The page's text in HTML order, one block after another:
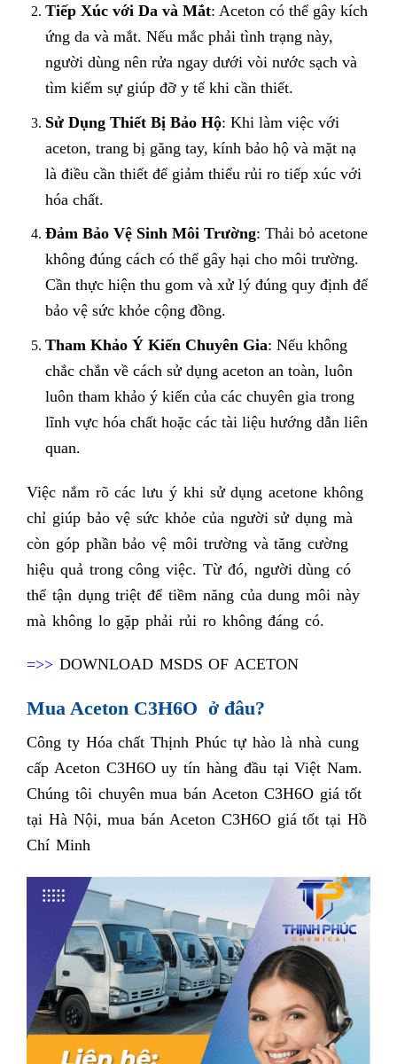
Tiếp Xúc với Da và Mắt: Aceton có thể gây kích
ứng da và mắt. Nếu mắc phải tình trạng này,
người dùng nên rửa ngay dưới vòi nước sạch và
tìm kiếm sự giúp đỡ y tế khi cần thiết.
Sử Dụng Thiết Bị Bảo Hộ: Khi làm việc với
aceton, trang bị găng tay, kính bảo hộ và mặt nạ
là điều cần thiết để giảm thiểu rủi ro tiếp xúc với
hóa chất.
Đảm Bảo Vệ Sinh Môi Trường: Thải bỏ acetone
không đúng cách có thể gây hại cho môi trường.
Cần thực hiện thu gom và xử lý đúng quy định để
bảo vệ sức khỏe cộng đồng.
Tham Khảo Ý Kiến Chuyên Gia: Nếu không
chắc chắn về cách sử dụng aceton an toàn, luôn
luôn tham khảo ý kiến của các chuyên gia trong
lĩnh vực hóa chất hoặc các tài liệu hướng dẫn liên
quan.
Việc nắm rõ các lưu ý khi sử dụng acetone không
chỉ giúp bảo vệ sức khỏe của người sử dụng mà
còn góp phần bảo vệ môi trường và tăng cường
hiệu quả trong công việc. Từ đó, người dùng có
thể tận dụng triệt để tiềm năng của dung môi này
mà không lo gặp phải rủi ro không đáng có.
=>> DOWNLOAD MSDS OF ACETON
Mua Aceton C3H6O ở đâu?
Công ty Hóa chất Thịnh Phúc tự hào là nhà cung
cấp Aceton C3H6O uy tín hàng đầu tại Việt Nam.
Chúng tôi chuyên mua bán Aceton C3H6O giá tốt
tại Hà Nội, mua bán Aceton C3H6O giá tốt tại Hồ
Chí Minh